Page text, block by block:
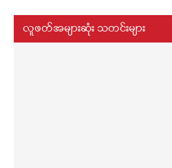
လူဖတ်အများဆုံး သတင်းများ